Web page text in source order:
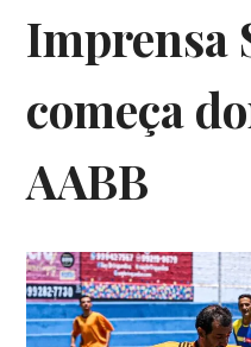
Imprensa
começa
AABB